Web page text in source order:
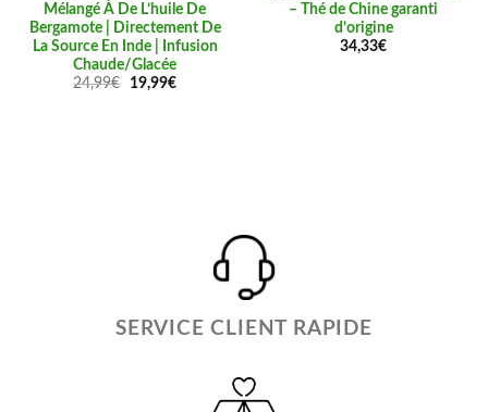
Mélangé À De L’huile De
Bergamote | Directement De
La Source En Inde | Infusion
Chaude/Glacée
24,99€
Le
19,99€Le
– Thé de Chine garanti
d’origine
34,33€
SERVICE CLIENT RAPIDE